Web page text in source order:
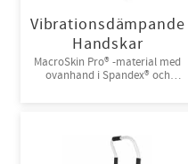
Vibrationsdämpande
Handskar
MacroSkin Pro® -material med
ovanhand i Spandex® och